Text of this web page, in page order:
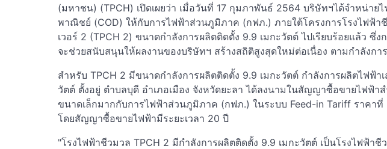
(มหาชน) (TPCH) เปิดเผยว่า เมื่อวันที่ 17 กุมภาพันธ์ 2564 บริษัทฯได้จำหน่ายไ
พาณิชย์ (COD) ให้กับการไฟฟ้าส่วนภูมิภาค (กฟภ.) ภายใต้โครงการโรงไฟฟ้า
เวอร์ 2 (TPCH 2) ขนาดกำลังการผลิตติดตั้ง 9.9 เมกะวัตต์ ไปเรียบร้อยแล้ว ซึ่
จะช่วยสนับสนุนให้ผลงานของบริษัทฯ สร้างสถิติสูงสุดใหม่ต่อเนื่อง ตามกำลังก
สำหรับ TPCH 2 มีขนาดกำลังการผลิตติดตั้ง 9.9 เมกะวัตต์ กำลังการผลิตไฟฟ้า
วัตต์ ตั้งอยู่ ตำบลบุดี อำเภอเมือง จังหวัดยะลา ได้ลงนามในสัญญาซื้อขายไฟฟ้า
ขนาดเล็กมากกับการไฟฟ้าส่วนภูมิภาค (กฟภ.) ในระบบ Feed-in Tariff ราคาที่
โดยสัญญาซื้อขายไฟฟ้ามีระยะเวลา 20 ปี
"โรงไฟฟ้าชีวมวล TPCH 2 มีกำลังการผลิตติดตั้ง 9.9 เมกะวัตต์ เป็นโรงไฟฟ้า